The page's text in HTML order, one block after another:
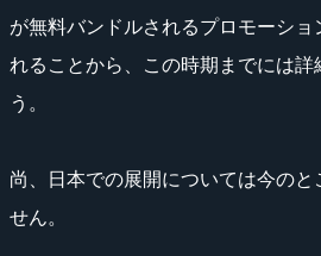
が無料バンドルされるプロモーショ
れることから、この時期までには詳
う。
尚、日本での展開については今のと
せん。